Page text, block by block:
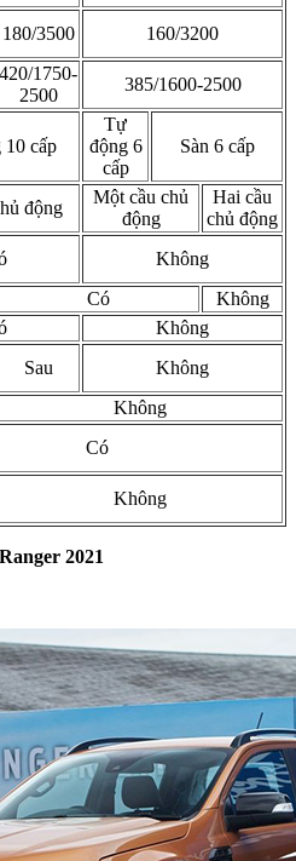
180/3500
160/3200
420/1750-
2500
385/1600-2500
cấp
Tự
động 6
cấp
Sàn 6 cấp
động
Một cầu chủ
động
Hai cầu
chủ động
Không
Có
Không
Không
Sau
Không
Không
Có
Không
2021